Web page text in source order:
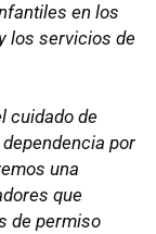
en los
los servicios de
cuidado de
por
una
que
de permiso